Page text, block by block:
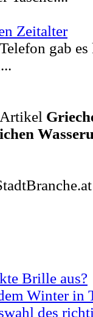
Zeitalter
gab es
Brille aus?
Winter in
des